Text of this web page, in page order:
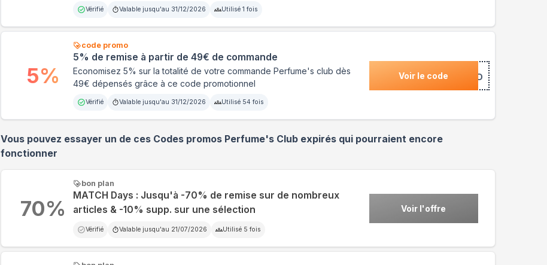
Vérifié Valable jusqu'au 31/12/2026 Utilisé 1 fois
code promo
5% de remise à partir de 49€ de commande
Economisez 5% sur la totalité de votre commande Perfume's club dès
49€ dépensés grâce à ce code promotionnel
Vérifié Valable jusqu'au 31/12/2026 Utilisé 54 fois
Voir le code
***NDREWARD
5%
Vous pouvez essayer un de ces Codes promos Perfume's Clubexpirés qui pourraient encore
fonctionner
bon plan
MATCH Days : Jusqu'à -70% de remise sur de nombreux
articles & -10% supp. sur une sélection
Vérifié Valable jusqu'au 21/07/2026 Utilisé 5 fois
Voir l'offre
70%